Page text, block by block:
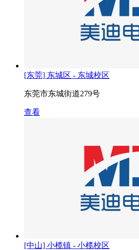
[东莞] 东城区 - 东城校区
东莞市东城街道279号
查看
[中山] 小榄镇 - 小榄校区